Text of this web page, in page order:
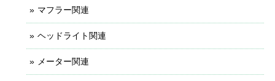
マフラー関連
ヘッドライト関連
メーター関連